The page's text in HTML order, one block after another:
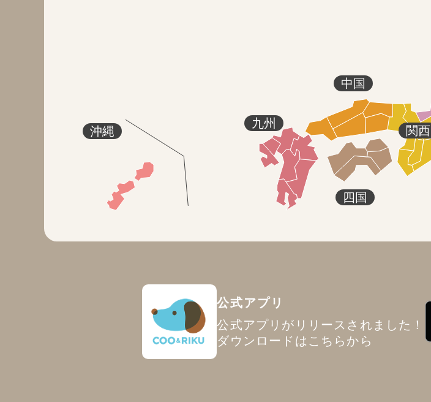
関西
四国
中国
九州
沖縄
公式アプリ
公式アプリがリリースされました！
ダウンロードはこちらから